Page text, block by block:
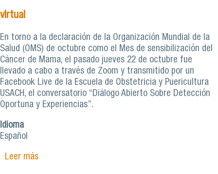
virtual
En torno a la declaración de la Organización Mundial de la
Salud (OMS) de octubre como el Mes de sensibilización del
Cáncer de Mama, el pasado jueves 22 de octubre fue
llevado a cabo a través de Zoom y transmitido por un
Facebook Live de la Escuela de Obstetricia y Puericultura
USACH, el conversatorio “Diálogo Abierto Sobre Detección
Oportuna y Experiencias”.
Idioma
Español
Leer mássobre Escuela de Obstetricia y Puericultura